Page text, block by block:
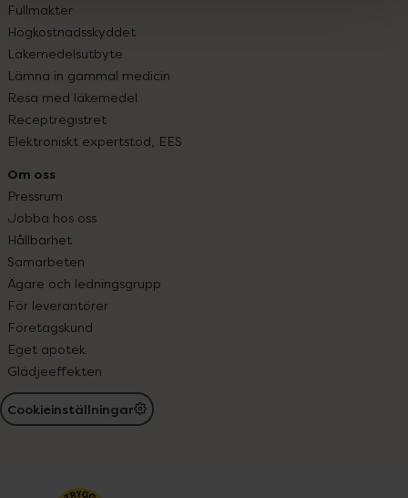
Fullmakter
Högkostnadsskyddet
Läkemedelsutbyte
Lämna in gammal medicin
Resa med läkemedel
Receptregistret
Elektroniskt expertstöd, EES
Om oss
Pressrum
Jobba hos oss
Hållbarhet
Samarbeten
Ägare och ledningsgrupp
För leverantörer
Företagskund
Eget apotek
Glädjeeffekten
Cookieinställningar